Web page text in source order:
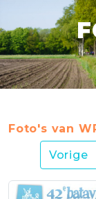
Foto's van
Vorige